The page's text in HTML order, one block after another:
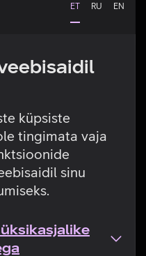
ET RU EN
küpsiste
tingimata vaja
sinu
viga